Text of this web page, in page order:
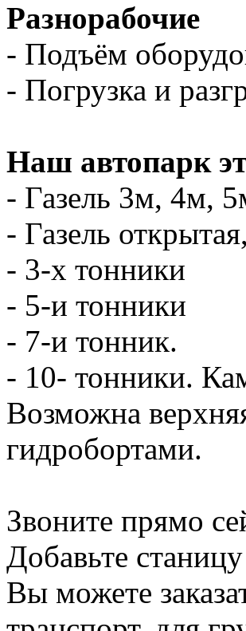
Разнорабочие
- Подъём
- Погрузка и
Наш автопарк
- Газель 3м, 4м,
- Газель
- 3-х тонники
- 5-и тонники
- 7-и тонник.
- 10- тонники.
Возможна
гидробортами.
Звоните прямо
Добавьте
Вы можете